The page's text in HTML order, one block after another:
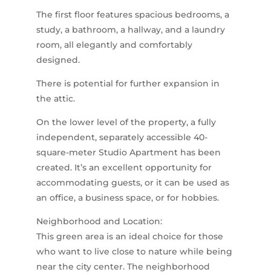
The first floor features spacious bedrooms, a
study, a bathroom, a hallway, and a laundry
room, all elegantly and comfortably
designed.
There is potential for further expansion in
the attic.
On the lower level of the property, a fully
independent, separately accessible 40-
square-meter Studio Apartment has been
created. It’s an excellent opportunity for
accommodating guests, or it can be used as
an office, a business space, or for hobbies.
Neighborhood and Location:
This green area is an ideal choice for those
who want to live close to nature while being
near the city center. The neighborhood